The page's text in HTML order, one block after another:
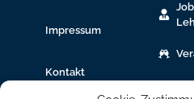
Impressum
Kontakt